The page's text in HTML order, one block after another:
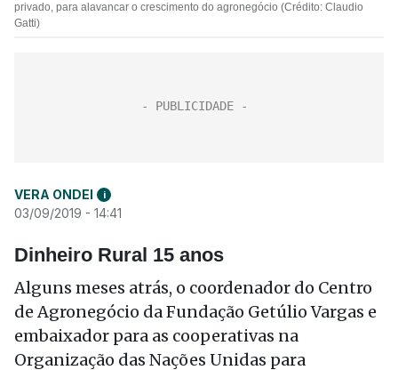
privado, para alavancar o crescimento do agronegócio (Crédito: Claudio
Gatti)
VERA ONDEI i
03/09/2019 - 14:41
Dinheiro Rural 15 anos
Alguns meses atrás, o coordenador do Centro
de Agronegócio da Fundação Getúlio Vargas e
embaixador para as cooperativas na
Organização das Nações Unidas para